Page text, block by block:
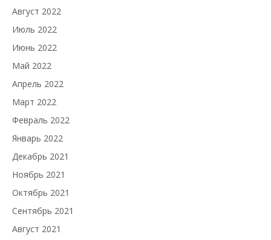
Август 2022
Июль 2022
Июнь 2022
Май 2022
Апрель 2022
Март 2022
Февраль 2022
Январь 2022
Декабрь 2021
Ноябрь 2021
Октябрь 2021
Сентябрь 2021
Август 2021